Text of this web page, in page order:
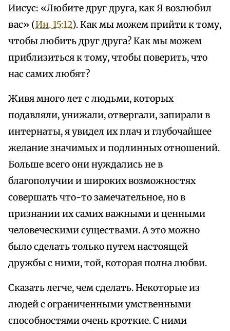
Иисус: «Любите друг друга, как Я возлюбил
вас» (Ин. 15:12). Как мы можем прийти к тому,
чтобы любить друг друга? Как мы можем
приблизиться к тому, чтобы поверить, что
нас самих любят?
Живя много лет с людьми, которых
подавляли, унижали, отвергали, запирали в
интернаты, я увидел их плач и глубочайшее
желание значимых и подлинных отношений.
Больше всего они нуждались не в
благополучии и широких возможностях
совершать что-то замечательное, но в
признании их самих важными и ценными
человеческими существами. А это можно
было сделать только путем настоящей
дружбы с ними, той, которая полна любви.
Сказать легче, чем сделать. Некоторые из
людей с ограниченными умственными
способностями очень кроткие. С ними